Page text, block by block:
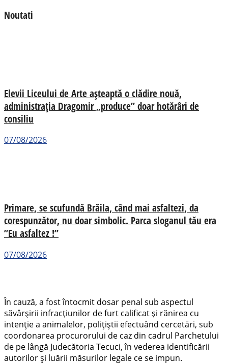
Noutati
Elevii Liceului de Arte așteaptă o clădire nouă,
administrația Dragomir „produce” doar hotărâri de
consiliu
07/08/2026
Primare, se scufundă Brăila, când mai asfaltezi, da
corespunzător, nu doar simbolic. Parca sloganul tău era
”Eu asfaltez !”
07/08/2026
În cauză, a fost întocmit dosar penal sub aspectul
săvârșirii infracțiunilor de furt calificat și rănirea cu
intenție a animalelor, polițiștii efectuând cercetări, sub
coordonarea procurorului de caz din cadrul Parchetului
de pe lângă Judecătoria Tecuci, în vederea identificării
autorilor și luării măsurilor legale ce se impun.